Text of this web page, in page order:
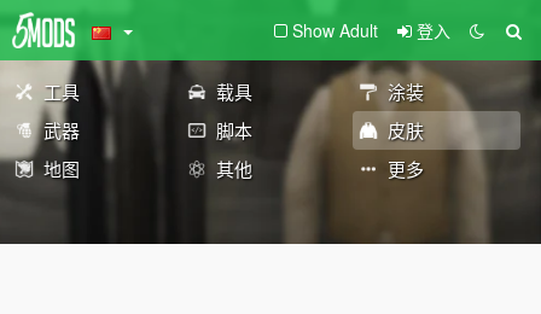
Show Adult 登入
工具 载具
涂装
武器
脚本
皮肤
地图
其他 更多